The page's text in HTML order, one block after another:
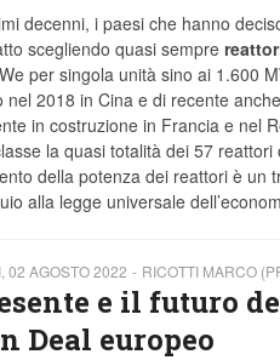
decenni, i paesi che hanno
scegliendo quasi sempre
per singola unità sino ai 1.600
nel 2018 in Cina e di recente
in costruzione in Francia e nel
la quasi totalità dei 57
della potenza dei reattori è un
alla legge universale
02 AGOSTO 2022 RICOTTI MARCO
e il futuro
Deal europeo